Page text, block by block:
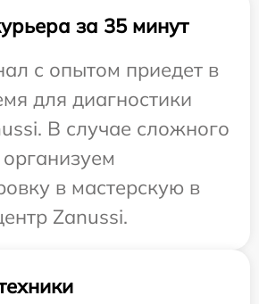
за 35 минут
с опытом приедет в
для диагностики
В случае сложного
в мастерскую в
Zanussi.